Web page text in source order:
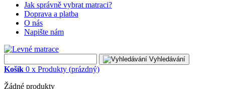
Jak správně vybrat matraci?
Doprava a platba
O nás
Napište nám
Vyhledávání
Košík 0 x Produkty (prázdný)
Žádné produkty